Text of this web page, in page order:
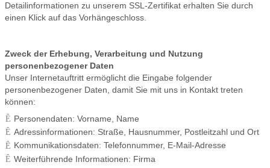
Detailinformationen zu unserem SSL-Zertifikat erhalten Sie durch
einen Klick auf das Vorhängeschloss.
Zweck der Erhebung, Verarbeitung und Nutzung
personenbezogener Daten
Unser Internetauftritt ermöglicht die Eingabe folgender
personenbezogener Daten, damit Sie mit uns in Kontakt treten
können:
Personendaten: Vorname, Name
Adressinformationen: Straße, Hausnummer, Postleitzahl und Ort
Kommunikationsdaten: Telefonnummer, E-Mail-Adresse
Weiterführende Informationen: Firma